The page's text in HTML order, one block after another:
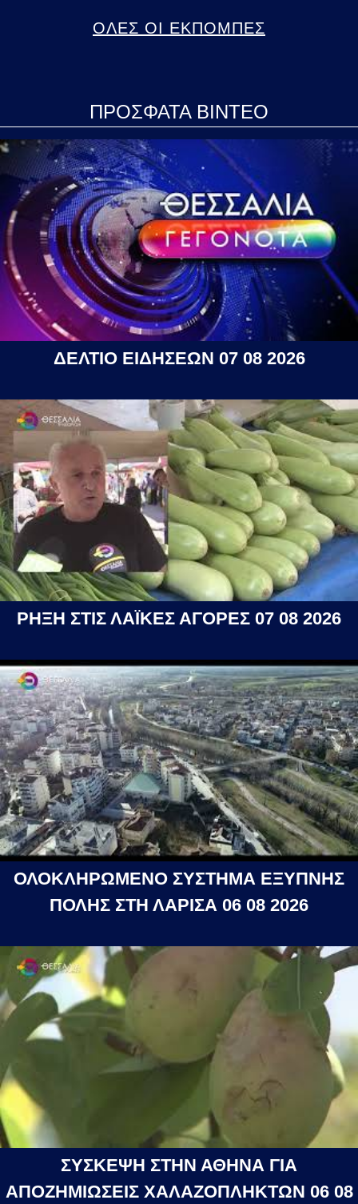
ΟΛΕΣ ΟΙ ΕΚΠΟΜΠΕΣ
ΠΡΟΣΦΑΤΑ ΒΙΝΤΕΟ
ΔΕΛΤΙΟ ΕΙΔΗΣΕΩΝ 07 08 2026
ΡΗΞΗ ΣΤΙΣ ΛΑΪΚΕΣ ΑΓΟΡΕΣ 07 08 2026
ΟΛΟΚΛΗΡΩΜΕΝΟ ΣΥΣΤΗΜΑ ΕΞΥΠΝΗΣ
ΠΟΛΗΣ ΣΤΗ ΛΑΡΙΣΑ 06 08 2026
ΣΥΣΚΕΨΗ ΣΤΗΝ ΑΘΗΝΑ ΓΙΑ
ΑΠΟΖΗΜΙΩΣΕΙΣ ΧΑΛΑΖΟΠΛΗΚΤΩΝ 06 08